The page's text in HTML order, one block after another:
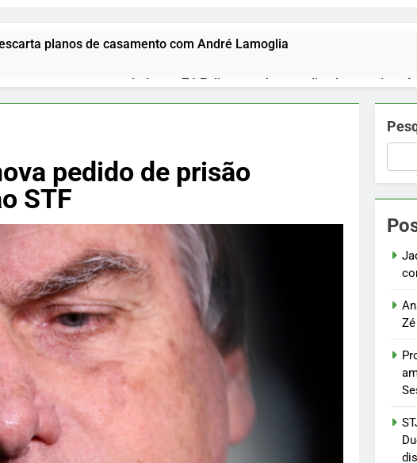
planos de casamento com André Lamoglia
a mensagem enviada por Zé Felipe em show realizado na quinta-
destaca necessidade de ampliar parceria do Estado com
posse de fazendas em Dueré (TO) e decisão afeta processo
de futebol desta terça-feira (08/08/2026) e canais de transmissão
Amazon destaca três Smart TVs 4K de 43 polegadas
pedido de prisão
STF